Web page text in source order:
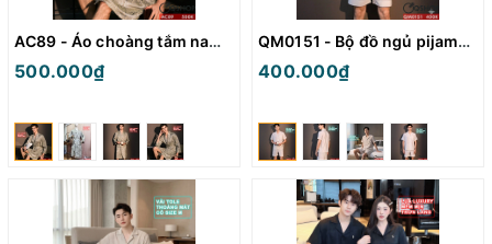
AC89 - Áo choàng tắm nam lụa xịn đẹp
500.000₫
QM0151 - Bộ đồ ngủ pijama nam quần ngắn
400.000₫